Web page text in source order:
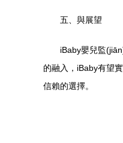
五、與展望
iBaby嬰兒監
的融入，iBaby有望
信賴的選擇。